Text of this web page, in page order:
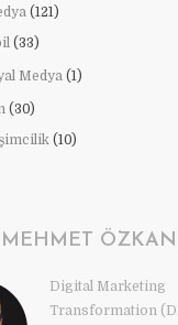
(121)
(33)
Medya (1)
(30)
(10)
ÖZKAN
Digital Marketing
Transformation